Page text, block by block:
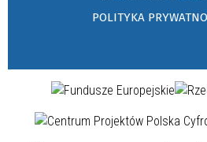
POLITYKA